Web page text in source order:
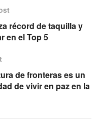
récord de taquilla y
en el Top 5
de fronteras es un
de vivir en paz en la